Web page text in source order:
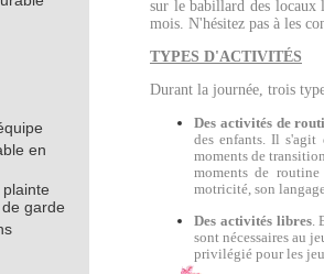
en
garde
sur le babillard des locaux
mois. N'hésitez pas à les
TYPES D'ACTIVITÉS
Durant la journée, trois
Des activités de
des enfants. Il s'agit
moments de
moments de
motricité, son
Des activités libres.
sont nécessaires au
privilégié pour les